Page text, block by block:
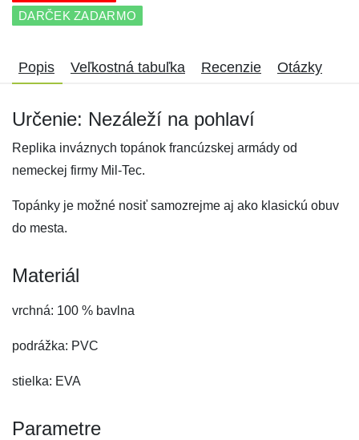
DARČEK ZADARMO
Popis Veľkostná tabuľka Recenzie Otázky
Určenie: Nezáleží na pohlaví
Replika inváznych topánok francúzskej armády od
nemeckej firmy Mil-Tec.
Topánky je možné nosiť samozrejme aj ako klasickú obuv
do mesta.
Materiál
vrchná: 100 % bavlna
podrážka: PVC
stielka: EVA
Parametre